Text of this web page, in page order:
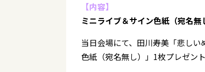
【内容】
ミニライブ＆サイン色紙（宛名
当日会場にて、田川寿美「悲し
色紙（宛名無し）」1枚プレゼン